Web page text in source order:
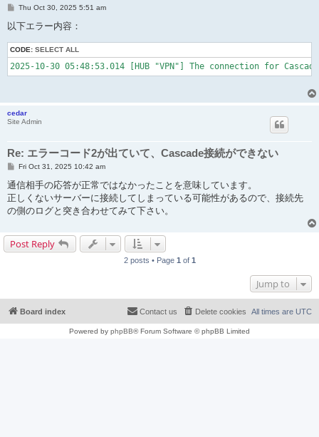
P
s
t
Thu Oct 30, 2025 5:51 am
以下エラー内容：
CODE: SELECT ALL
2025-10-30 05:48:53.014 [HUB "VPN"] The connection for
cedar
Site Admin
Re: エラーコード2が出ていて、Cascade接続ができない
P
s
t
Fri Oct 31, 2025 10:42 am
通信相手の応答が正常ではなかったことを意味しています。
正しくないサーバーに接続してしまっている可能性があるので、接続先
の側のログと突き合わせてみて下さい。
Post Reply
2 posts • Page 1 of 1
Jump to
Board index All times are UTC
Delete cookies
Contact us
Powered by phpBB® Forum Software © phpBB Limited